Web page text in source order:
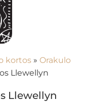
kortos » Orakulo
Llewellyn
Llewellyn